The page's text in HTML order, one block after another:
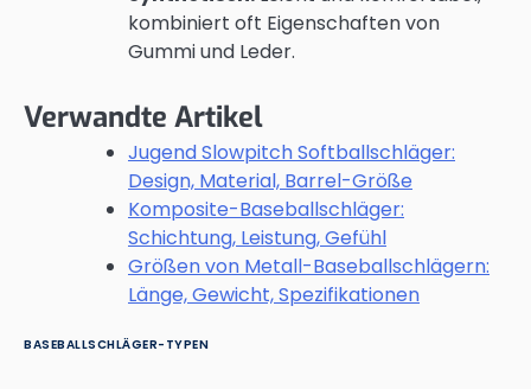
kombiniert oft Eigenschaften von
Gummi und Leder.
Verwandte Artikel
Jugend Slowpitch Softballschläger:
Design, Material, Barrel-Größe
Komposite-Baseballschläger:
Schichtung, Leistung, Gefühl
Größen von Metall-Baseballschlägern:
Länge, Gewicht, Spezifikationen
BASEBALLSCHLÄGER-TYPEN